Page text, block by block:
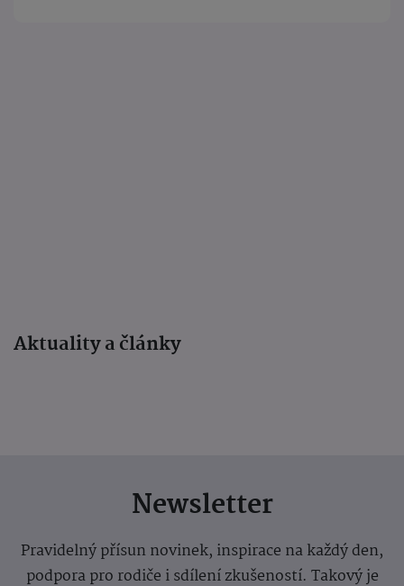
Aktuality a články
Newsletter
Pravidelný přísun novinek, inspirace na každý den,
podpora pro rodiče i sdílení zkušeností. Takový je